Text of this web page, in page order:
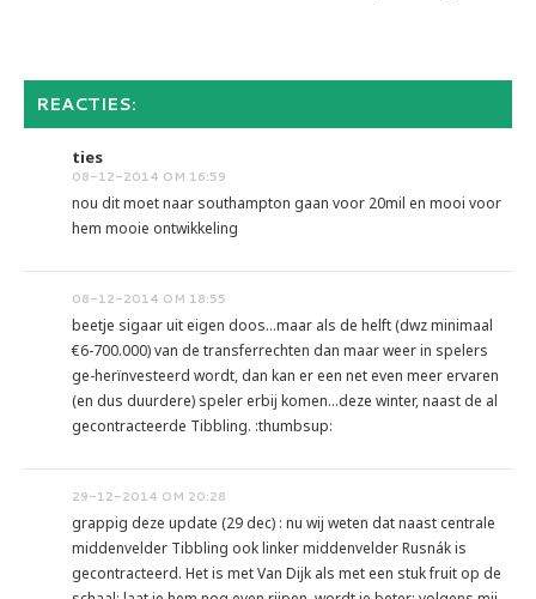
REACTIES:
ties
08-12-2014 OM 16:59
nou dit moet naar southampton gaan voor 20mil en mooi voor
hem mooie ontwikkeling
08-12-2014 OM 18:55
beetje sigaar uit eigen doos...maar als de helft (dwz minimaal
€6-700.000) van de transferrechten dan maar weer in spelers
ge-herïnvesteerd wordt, dan kan er een net even meer ervaren
(en dus duurdere) speler erbij komen...deze winter, naast de al
gecontracteerde Tibbling. :thumbsup:
29-12-2014 OM 20:28
grappig deze update (29 dec) : nu wij weten dat naast centrale
middenvelder Tibbling ook linker middenvelder Rusnák is
gecontracteerd. Het is met Van Dijk als met een stuk fruit op de